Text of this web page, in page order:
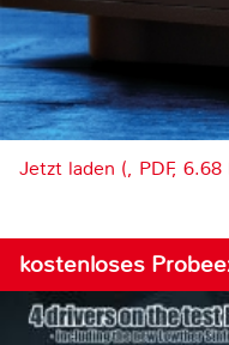
Jetzt laden (, PDF, 6.68
kostenloses